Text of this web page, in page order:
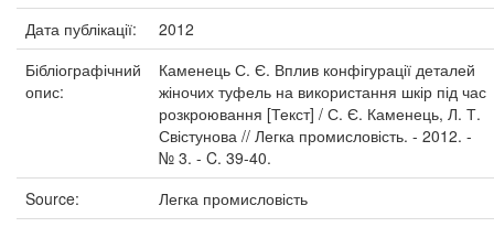
Дата публікації:
2012
Бібліографічний
опис:
Каменець С. Є. Вплив конфігурації деталей
жіночих туфель на використання шкір під час
розкроювання [Текст] / С. Є. Каменець, Л. Т.
Свістунова // Легка промисловість. - 2012. -
№ 3. - C. 39-40.
Source:
Легка промисловість